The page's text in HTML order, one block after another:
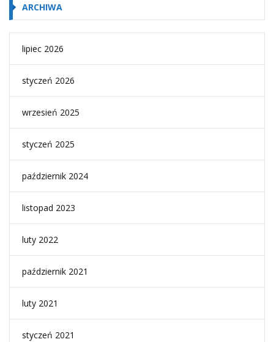
ARCHIWA
lipiec 2026
styczeń 2026
wrzesień 2025
styczeń 2025
październik 2024
listopad 2023
luty 2022
październik 2021
luty 2021
styczeń 2021